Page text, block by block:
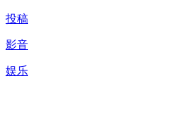
投稿
影音
娱乐